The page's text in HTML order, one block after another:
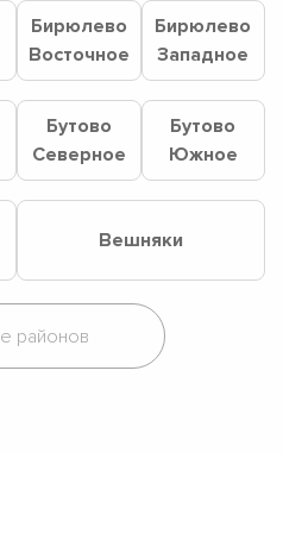
Бирюлево
Восточное
Бирюлево
Западное
Бутово
Северное
Бутово
Южное
Вешняки